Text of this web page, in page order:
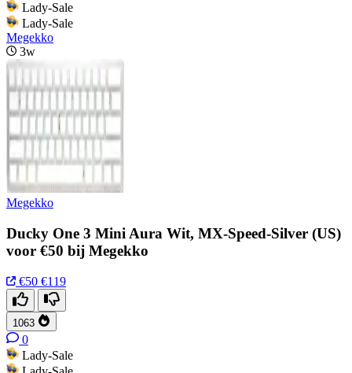
Lady-Sale
Lady-Sale
Megekko
3w
Megekko
Ducky One 3 Mini Aura Wit, MX-Speed-Silver (US)
voor €50 bij Megekko
€50 €119
1063
0
Lady-Sale